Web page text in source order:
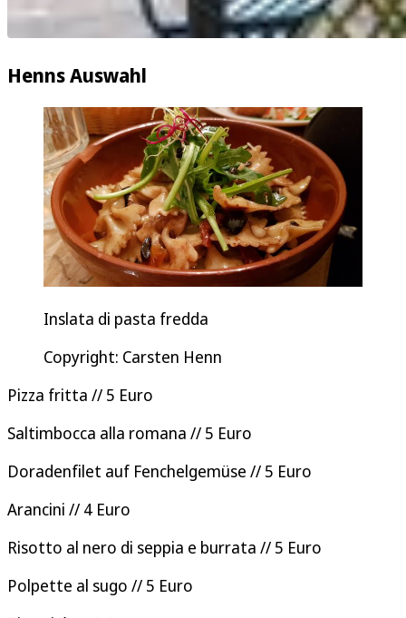
Henns Auswahl
Inslata di pasta fredda
Copyright: Carsten Henn
Pizza fritta // 5 Euro
Saltimbocca alla romana // 5 Euro
Doradenfilet auf Fenchelgemüse // 5 Euro
Arancini // 4 Euro
Risotto al nero di seppia e burrata // 5 Euro
Polpette al sugo // 5 Euro